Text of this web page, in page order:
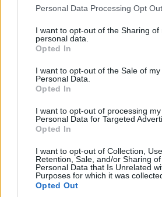
Please note that this website/app uses
not limited to your visit or usage
grant or deny consent to Google and
use your data for below specified
consent section.
Personal Data Processing Opt
I want to opt-out of the Sharing of
personal data.
Opted In
I want to opt-out of the Sale of my
Personal Data.
Opted In
I want to opt-out of processing my
Personal Data for Targeted
Opted In
I want to opt-out of Collection, Use,
Retention, Sale, and/or Sharing
Personal Data that Is Unrelated
Purposes for which it was
Opted Out
ΓΝΩΜΕΣ
Τι σημαίνει η προσέγγιση
7/08/2026 - 3:54μμ